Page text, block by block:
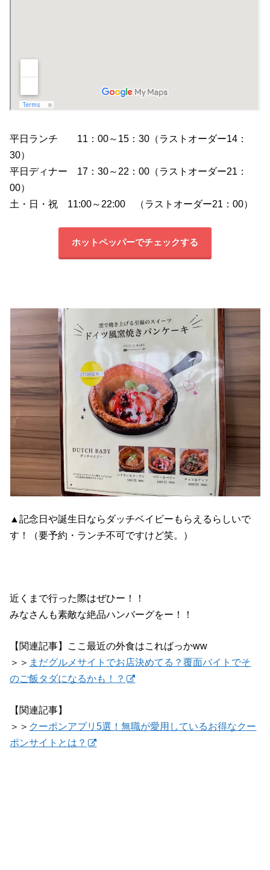
平日ランチ 11：00～15：30（ラストオーダー14：
30）
平日ディナー 17：30～22：00（ラストオーダー21：
00）
土・日・祝 11:00～22:00 （ラストオーダー21：00）
ホットペッパーでチェックする
▲記念日や誕生日ならダッチベイビーもらえるらしいで
す！（要予約・ランチ不可ですけど笑。）
近くまで行った際はぜひー！！
みなさんも素敵な絶品ハンバーグをー！！
【関連記事】ここ最近の外食はこればっかww
＞＞ まだグルメサイトでお店決めてる？覆面バイトでそ
のご飯タダになるかも！？
【関連記事】
＞＞ クーポンアプリ5選！無職が愛用しているお得なクー
ポンサイトとは？